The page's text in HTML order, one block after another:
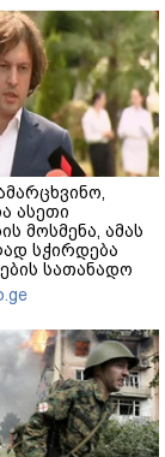
ასეთი
მოსმენა, ამას
სჭირდება
სათანადო
ირაკლი